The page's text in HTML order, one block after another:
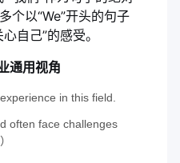
个以“We”开头的句子
自己”的感受。
通用视角
in this field.
often face challenges